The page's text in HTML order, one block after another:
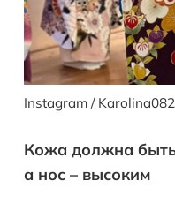
Instagram /
Кожа должна
а нос – высоким